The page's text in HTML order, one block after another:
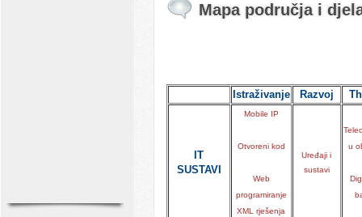
Mapa područja i
Istraživanje Razvoj
IT
SUSTAVI
Mobile IP
Otvoreni kod
Web
programiranje
XML rješenja
Uređaji i
sustavi
u